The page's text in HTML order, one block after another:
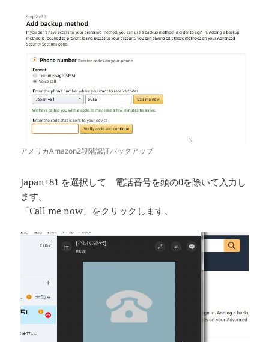
アメリカAmazon2段階認証バックアップ
Japan+81 を選択して 電話番号を頭の0を除いて入力し
ます。
「Call me now」をクリックします。